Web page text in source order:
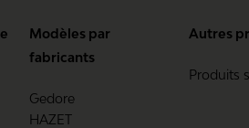
Modèles par
fabricants
Gedore
HAZET
Autres
Produits